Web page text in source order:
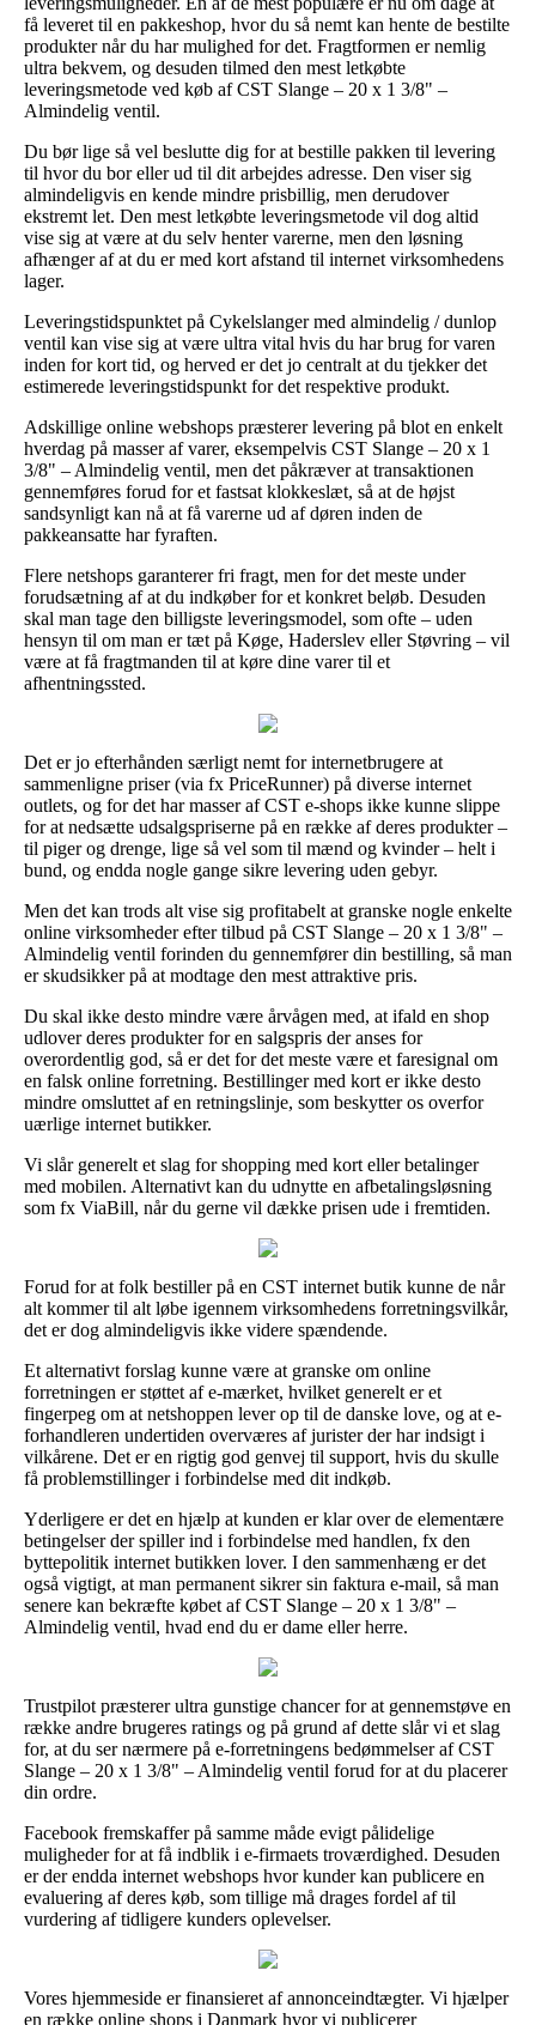
få leveret til en pakkeshop, hvor du så nemt kan hente de bestilte
produkter når du har mulighed for det. Fragtformen er nemlig
ultra bekvem, og desuden tilmed den mest letkøbte
leveringsmetode ved køb af CST Slange – 20 x 1 3/8" –
Almindelig ventil.
Du bør lige så vel beslutte dig for at bestille pakken til levering
til hvor du bor eller ud til dit arbejdes adresse. Den viser sig
almindeligvis en kende mindre prisbillig, men derudover
ekstremt let. Den mest letkøbte leveringsmetode vil dog altid
vise sig at være at du selv henter varerne, men den løsning
afhænger af at du er med kort afstand til internet virksomhedens
lager.
Leveringstidspunktet på Cykelslanger med almindelig / dunlop
ventil kan vise sig at være ultra vital hvis du har brug for varen
inden for kort tid, og herved er det jo centralt at du tjekker det
estimerede leveringstidspunkt for det respektive produkt.
Adskillige online webshops præsterer levering på blot en enkelt
hverdag på masser af varer, eksempelvis CST Slange – 20 x 1
3/8" – Almindelig ventil, men det påkræver at transaktionen
gennemføres forud for et fastsat klokkeslæt, så at de højst
sandsynligt kan nå at få varerne ud af døren inden de
pakkeansatte har fyraften.
Flere netshops garanterer fri fragt, men for det meste under
forudsætning af at du indkøber for et konkret beløb. Desuden
skal man tage den billigste leveringsmodel, som ofte – uden
hensyn til om man er tæt på Køge, Haderslev eller Støvring – vil
være at få fragtmanden til at køre dine varer til et
afhentningssted.
Det er jo efterhånden særligt nemt for internetbrugere at
sammenligne priser (via fx PriceRunner) på diverse internet
outlets, og for det har masser af CST e-shops ikke kunne slippe
for at nedsætte udsalgspriserne på en række af deres produkter –
til piger og drenge, lige så vel som til mænd og kvinder – helt i
bund, og endda nogle gange sikre levering uden gebyr.
Men det kan trods alt vise sig profitabelt at granske nogle enkelte
online virksomheder efter tilbud på CST Slange – 20 x 1 3/8" –
Almindelig ventil forinden du gennemfører din bestilling, så man
er skudsikker på at modtage den mest attraktive pris.
Du skal ikke desto mindre være årvågen med, at ifald en shop
udlover deres produkter for en salgspris der anses for
overordentlig god, så er det for det meste være et faresignal om
en falsk online forretning. Bestillinger med kort er ikke desto
mindre omsluttet af en retningslinje, som beskytter os overfor
uærlige internet butikker.
Vi slår generelt et slag for shopping med kort eller betalinger
med mobilen. Alternativt kan du udnytte en afbetalingsløsning
som fx ViaBill, når du gerne vil dække prisen ude i fremtiden.
Forud for at folk bestiller på en CST internet butik kunne de når
alt kommer til alt løbe igennem virksomhedens forretningsvilkår,
det er dog almindeligvis ikke videre spændende.
Et alternativt forslag kunne være at granske om online
forretningen er støttet af e-mærket, hvilket generelt er et
fingerpeg om at netshoppen lever op til de danske love, og at e-
forhandleren undertiden overværes af jurister der har indsigt i
vilkårene. Det er en rigtig god genvej til support, hvis du skulle
få problemstillinger i forbindelse med dit indkøb.
Yderligere er det en hjælp at kunden er klar over de elementære
betingelser der spiller ind i forbindelse med handlen, fx den
byttepolitik internet butikken lover. I den sammenhæng er det
også vigtigt, at man permanent sikrer sin faktura e-mail, så man
senere kan bekræfte købet af CST Slange – 20 x 1 3/8" –
Almindelig ventil, hvad end du er dame eller herre.
Trustpilot præsterer ultra gunstige chancer for at gennemstøve en
række andre brugeres ratings og på grund af dette slår vi et slag
for, at du ser nærmere på e-forretningens bedømmelser af CST
Slange – 20 x 1 3/8" – Almindelig ventil forud for at du placerer
din ordre.
Facebook fremskaffer på samme måde evigt pålidelige
muligheder for at få indblik i e-firmaets troværdighed. Desuden
er der endda internet webshops hvor kunder kan publicere en
evaluering af deres køb, som tillige må drages fordel af til
vurdering af tidligere kunders oplevelser.
Vores hjemmeside er finansieret af annonceindtægter. Vi hjælper
en række online shops i Danmark hvor vi publicerer